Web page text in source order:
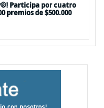
Participa por cuatro
premios de $500.000